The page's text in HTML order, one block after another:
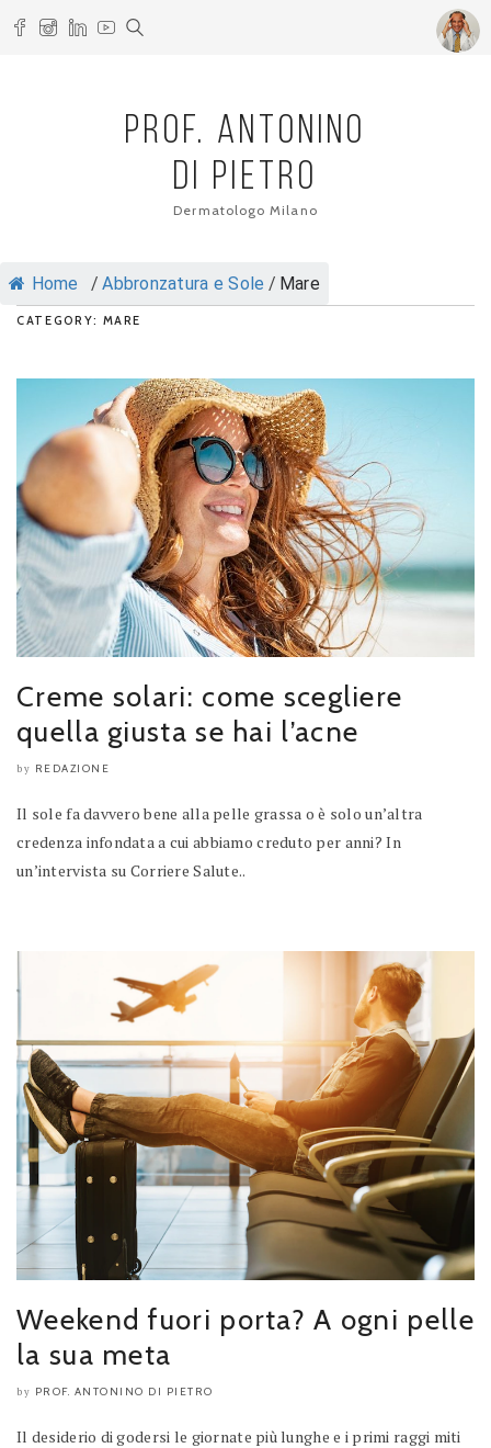
PROF. ANTONINO
DI PIETRO
Dermatologo Milano
Home / Abbronzatura e Sole / Mare
CATEGORY: MARE
Creme solari: come scegliere
quella giusta se hai l’acne
by REDAZIONE
Il sole fa davvero bene alla pelle grassa o è solo un’altra
credenza infondata a cui abbiamo creduto per anni? In
un’intervista su Corriere Salute..
Weekend fuori porta? A ogni pelle
la sua meta
by PROF. ANTONINO DI PIETRO
Il desiderio di godersi le giornate più lunghe e i primi raggi miti